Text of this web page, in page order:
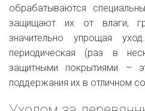
обрабатываются
защищают их от влаги,
значительно упрощая
периодическая (раз в
защитными покрытиями –
поддержания их в отличном